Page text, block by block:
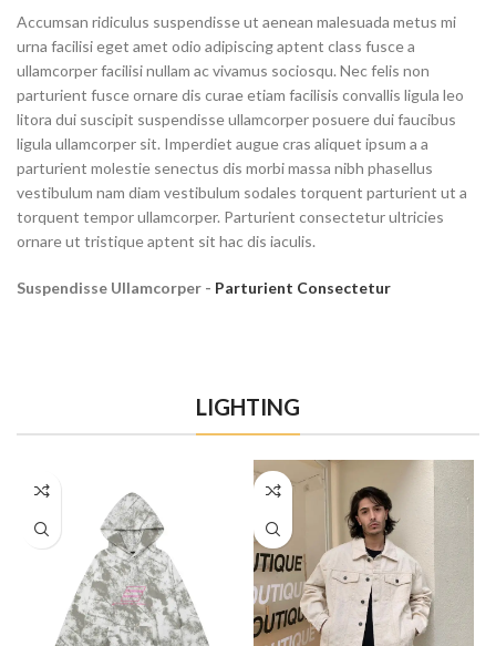
Accumsan ridiculus suspendisse ut aenean malesuada metus mi
urna facilisi eget amet odio adipiscing aptent class fusce a
ullamcorper facilisi nullam ac vivamus sociosqu. Nec felis non
parturient fusce ornare dis curae etiam facilisis convallis ligula leo
litora dui suscipit suspendisse ullamcorper posuere dui faucibus
ligula ullamcorper sit. Imperdiet augue cras aliquet ipsum a a
parturient molestie senectus dis morbi massa nibh phasellus
vestibulum nam diam vestibulum sodales torquent parturient ut a
torquent tempor ullamcorper. Parturient consectetur ultricies
ornare ut tristique aptent sit hac dis iaculis.
Suspendisse Ullamcorper - Parturient Consectetur
LIGHTING